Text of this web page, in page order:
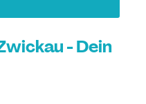
- Dein